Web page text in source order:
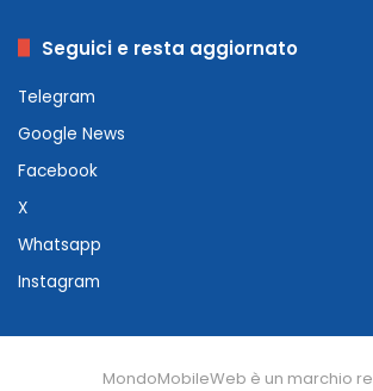
Seguici e resta aggiornato
Telegram
Google News
Facebook
X
Whatsapp
Instagram
MondoMobileWeb è un marchio